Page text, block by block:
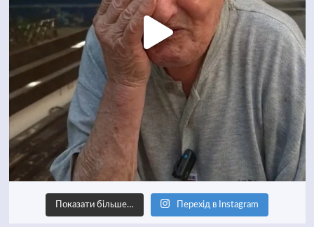
Показати більше… Перехід в Instagram